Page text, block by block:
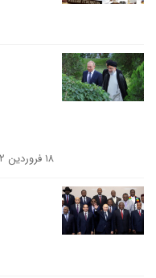
۱۸ فروردین ۱۴۰۲